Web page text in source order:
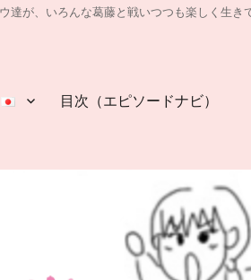
、いろんな葛藤と戦いつつも楽しく生き
目次（エピソードナビ）